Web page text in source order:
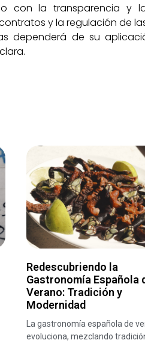
con la transparencia y
y la regulación de
dependerá de su
Redescubriendo la
Gastronomía Española
Verano: Tradición y
Modernidad
La gastronomía española de
evoluciona, mezclando